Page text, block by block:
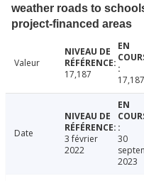
weather roads to
project-financed areas
Valeur
17,187
17,187
Date
3 février
2022
30
2023